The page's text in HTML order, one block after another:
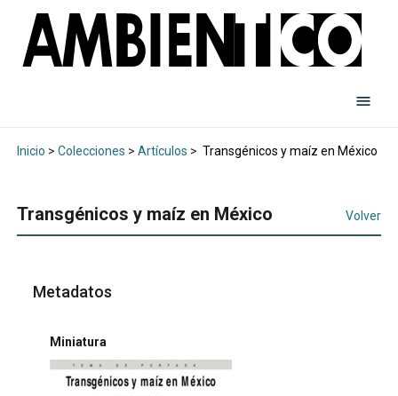
Inicio > Colecciones > Artículos > Transgénicos y maíz en México
Transgénicos y maíz en México Volver
Metadatos
Miniatura